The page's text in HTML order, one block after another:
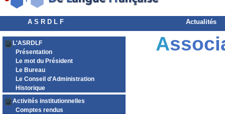
A S R D L F Actualités
L'ASRDLF
Présentation
Le mot du Président
Le Bureau
Le Conseil d'Administration
Historique
Activités institutionnelles
Comptes rendus
A